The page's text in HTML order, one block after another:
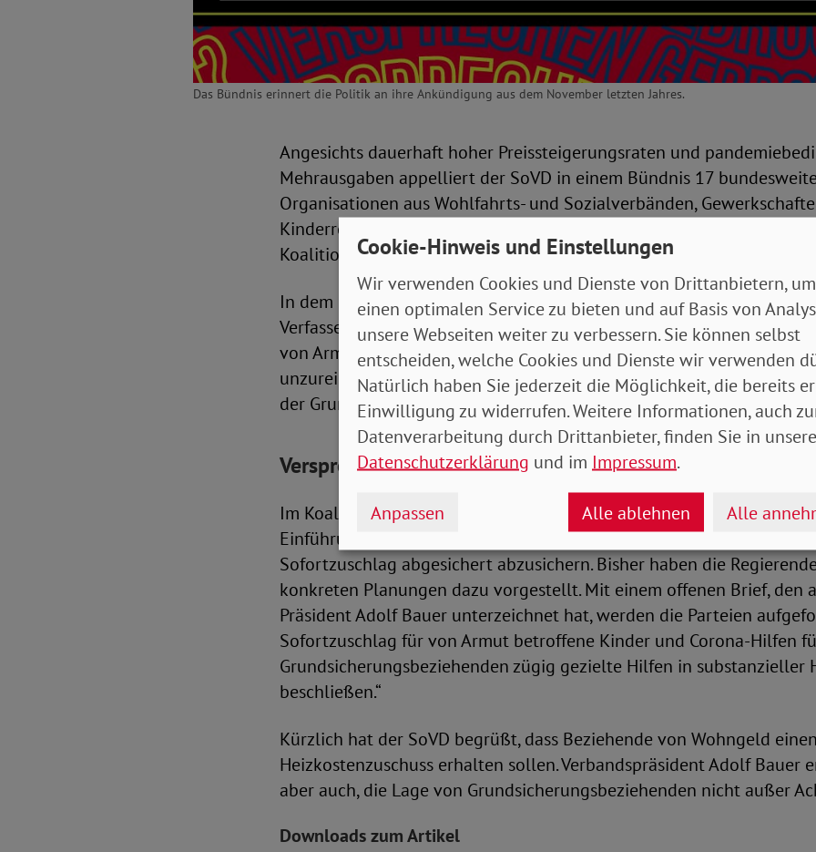
Das Bündnis erinnert die Politik an ihre Ankündigung aus dem November letzten Jahres.
Angesichts dauerhaft hoher Preissteigerungsraten und
Mehrausgaben appelliert der SoVD in einem Bündnis 17
Organisationen aus Wohlfahrts- und Sozialverbänden,
Kinderrechts- und Jugendorganisationen in einem offenen Brief an die
Koalition, zügig gezielte und substanzielle Hilfen für die Ärmsten zu
In dem Brief, den auch die Jusos und Grüne Jugend unterzeichnet
Verfasser*innen die Bundesregierung an ihr Versprechen eines
von Armut betroffene Kinder im Koalitionsvertrag und weisen auf die
unzureichenden Regelsätze für Kinder, Jugendliche und Erwachsene
der Grundsicherung wie Hartz IV hin.
Versprochene Zuschläge stehen noch aus
Im Koalitionsvertrag haben die Ampelparteien verabredet, bis zur
Einführung der Kindergrundsicherung, von Armut betroffene Kinder
Sofortzuschlag abgesichert abzusichern. Bisher haben die
konkreten Planungen dazu vorgestellt. Mit einem offenen Brief, den
Präsident Adolf Bauer unterzeichnet hat, werden die Parteien
Sofortzuschlag für von Armut betroffene Kinder und Corona-Hilfen
Grundsicherungsbeziehenden zügig gezielte Hilfen in substanzieller
beschließen.“
Kürzlich hat der SoVD begrüßt, dass Beziehende von Wohngeld einen
Heizkostenzuschuss erhalten sollen. Verbandspräsident Adolf Bauer
aber auch, die Lage von Grundsicherungsbeziehenden nicht außer
Downloads zum Artikel
Cookie-Hinweis und Einstellungen
Wir verwenden Cookies und Dienste von Drittanbietern,
einen optimalen Service zu bieten und auf Basis von
unsere Webseiten weiter zu verbessern. Sie können selbst
entscheiden, welche Cookies und Dienste wir verwenden
Natürlich haben Sie jederzeit die Möglichkeit, die bereits
Einwilligung zu widerrufen. Weitere Informationen, auch
Datenverarbeitung durch Drittanbieter, finden Sie in
Datenschutzerklärung und im Impressum.
Anpassen Alle ablehnen Alle